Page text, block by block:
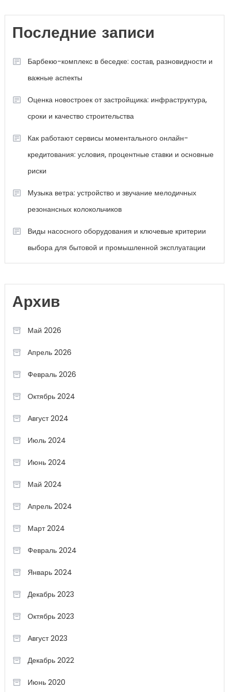
Последние записи
Барбекю-комплекс в беседке: состав, разновидности и
важные аспекты
Оценка новостроек от застройщика: инфраструктура,
сроки и качество строительства
Как работают сервисы моментального онлайн-
кредитования: условия, процентные ставки и основные
риски
Музыка ветра: устройство и звучание мелодичных
резонансных колокольчиков
Виды насосного оборудования и ключевые критерии
выбора для бытовой и промышленной эксплуатации
Архив
Май 2026
Апрель 2026
Февраль 2026
Октябрь 2024
Август 2024
Июль 2024
Июнь 2024
Май 2024
Апрель 2024
Март 2024
Февраль 2024
Январь 2024
Декабрь 2023
Октябрь 2023
Август 2023
Декабрь 2022
Июнь 2020